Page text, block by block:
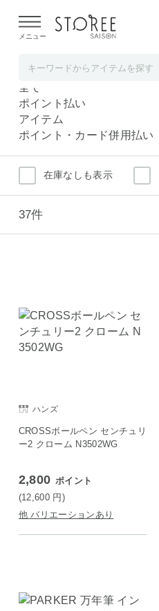
よる配送遅延が発生しておりま
メニュー
筆記具
筆記具
全て
ポイント払い
アイテム
ポイント・カード併用払い
在庫なしも表示
37件
ハンズ
CROSSボールペン センチュリ
ー2 クローム N3502WG
2,800 ポイント
(12,600 円)
他 バリエーションあり